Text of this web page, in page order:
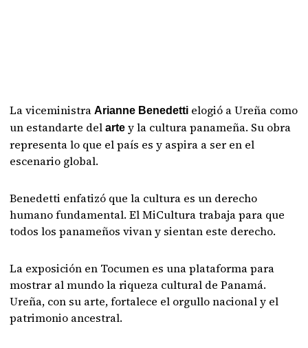
La viceministraArianne Benedetti elogió a Ureña como
un estandarte delartey la cultura panameña. Su obra
representa lo que el país es y aspira a ser en el
escenario global.
Benedetti enfatizó que la cultura es un derecho
humano fundamental. El MiCultura trabaja para que
todos los panameños vivan y sientan este derecho.
La exposición en Tocumen es una plataforma para
mostrar al mundo la riqueza cultural de Panamá.
Ureña, con su arte, fortalece el orgullo nacional y el
patrimonio ancestral.